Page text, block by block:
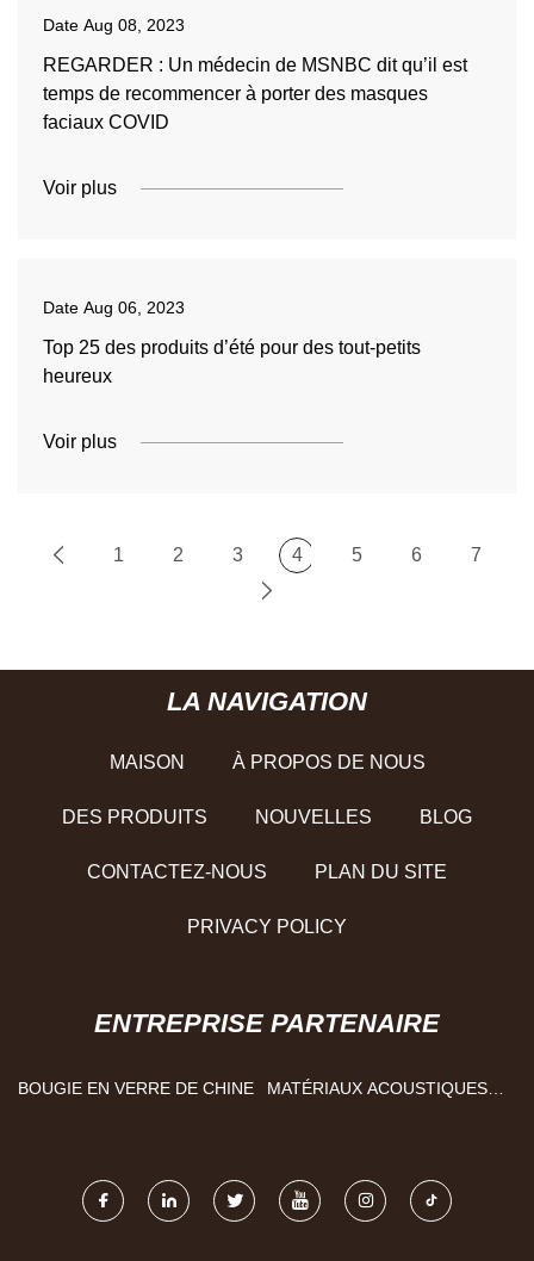
Date Aug 08, 2023
REGARDER : Un médecin de MSNBC dit qu’il est
temps de recommencer à porter des masques
faciaux COVID
Voir plus
Date Aug 06, 2023
Top 25 des produits d’été pour des tout-petits
heureux
Voir plus
1 2 3 4 5 6 7
LA NAVIGATION
MAISON À PROPOS DE NOUS
DES PRODUITS NOUVELLES BLOG
CONTACTEZ-NOUS PLAN DU SITE
PRIVACY POLICY
ENTREPRISE PARTENAIRE
BOUGIE EN VERRE DE CHINE
MATÉRIAUX ACOUSTIQUES